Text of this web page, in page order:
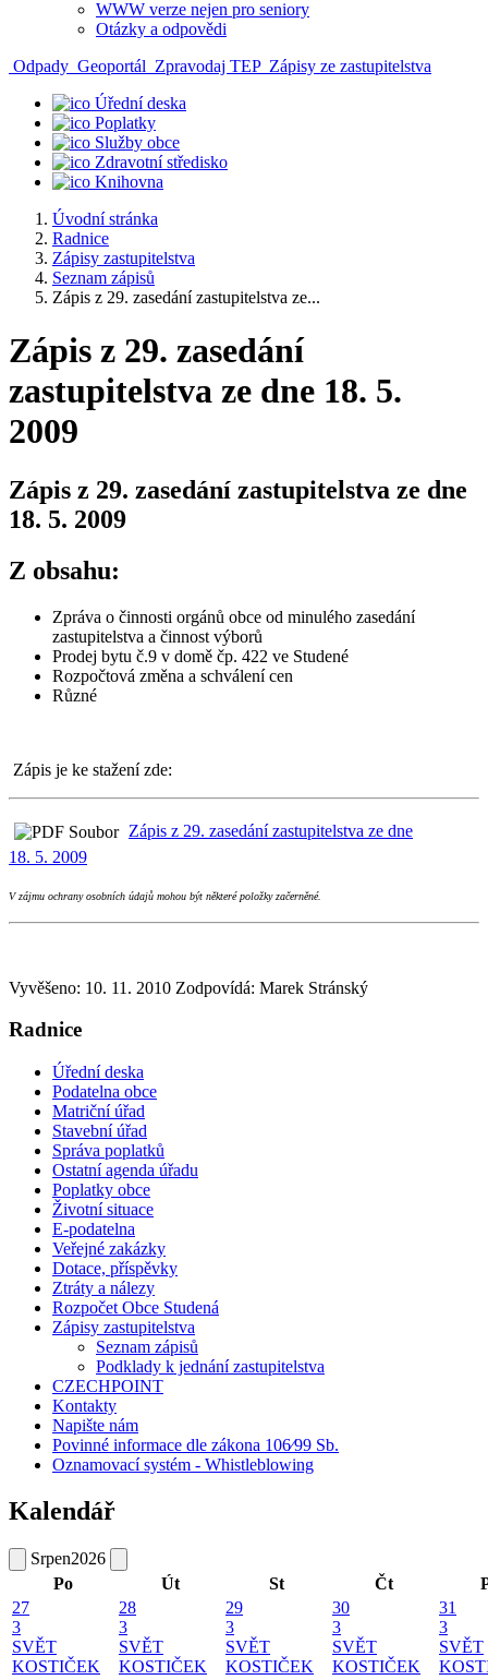
WWW verze nejen pro seniory
Otázky a odpovědi
Odpady Geoportál Zpravodaj TEP Zápisy ze zastupitelstva
Úřední deska
Poplatky
Služby obce
Zdravotní středisko
Knihovna
Úvodní stránka
Radnice
Zápisy zastupitelstva
Seznam zápisů
Zápis z 29. zasedání zastupitelstva ze...
Zápis z 29. zasedání
zastupitelstva ze dne 18. 5.
2009
Zápis z 29. zasedání zastupitelstva ze dne
18. 5. 2009
Z obsahu:
Zpráva o činnosti orgánů obce od minulého zasedání
zastupitelstva a činnost výborů
Prodej bytu č.9 v domě čp. 422 ve Studené
Rozpočtová změna a schválení cen
Různé
Zápis je ke stažení zde:
Zápis z 29. zasedání zastupitelstva ze dne
18. 5. 2009
V zájmu ochrany osobních údajů mohou být některé položky začerněné.
Vyvěšeno: 10. 11. 2010 Zodpovídá: Marek Stránský
Radnice
Úřední deska
Podatelna obce
Matriční úřad
Stavební úřad
Správa poplatků
Ostatní agenda úřadu
Poplatky obce
Životní situace
E-podatelna
Veřejné zakázky
Dotace, příspěvky
Ztráty a nálezy
Rozpočet Obce Studená
Zápisy zastupitelstva
Seznam zápisů
Podklady k jednání zastupitelstva
CZECHPOINT
Kontakty
Napište nám
Povinné informace dle zákona 106⁄99 Sb.
Oznamovací systém - Whistleblowing
Kalendář
Srpen2026
Po
Út St Čt
27
3
SVĚT
KOSTIČEK
28
3
SVĚT
KOSTIČEK
29
3
SVĚT
KOSTIČEK
30
3
SVĚT
KOSTIČEK
31
3
SVĚT